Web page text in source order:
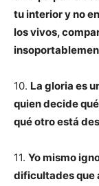
tu interior y no
los vivos,
10. La gloria es
quien decide
qué otro está
11. Yo mismo
dificultades que